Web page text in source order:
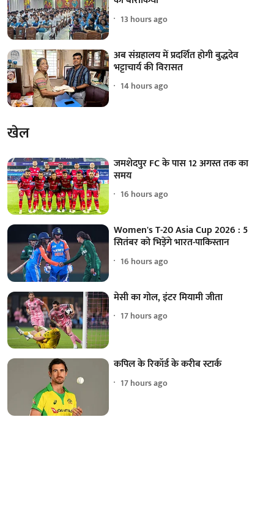
13 hours ago
अब संग्रहालय में प्रदर्शित होगी बुद्धदेव
भट्टाचार्य की विरासत
14 hours ago
खेल
जमशेदपुर FC के पास 12 अगस्त तक का
समय
16 hours ago
Women's T-20 Asia Cup 2026 : 5
सितंबर को भिड़ेंगे भारत-पाकिस्तान
16 hours ago
मेसी का गोल, इंटर मियामी जीता
17 hours ago
कपिल के रिकॉर्ड के करीब स्टार्क
17 hours ago